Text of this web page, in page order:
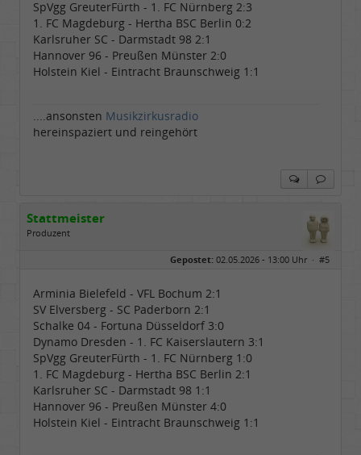
SpVgg GreuterFürth - 1. FC Nürnberg 2:3
1. FC Magdeburg - Hertha BSC Berlin 0:2
Karlsruher SC - Darmstadt 98 2:1
Hannover 96 - Preußen Münster 2:0
Holstein Kiel - Eintracht Braunschweig 1:1
....ansonsten Musikzirkusradio
hereinspaziert und reingehört
Stattmeister
Produzent
Gepostet: 02.05.2026 - 13:00 Uhr · #5
Arminia Bielefeld - VFL Bochum 2:1
SV Elversberg - SC Paderborn 2:1
Schalke 04 - Fortuna Düsseldorf 3:0
Dynamo Dresden - 1. FC Kaiserslautern 3:1
SpVgg GreuterFürth - 1. FC Nürnberg 1:0
1. FC Magdeburg - Hertha BSC Berlin 2:1
Karlsruher SC - Darmstadt 98 1:1
Hannover 96 - Preußen Münster 4:0
Holstein Kiel - Eintracht Braunschweig 1:1